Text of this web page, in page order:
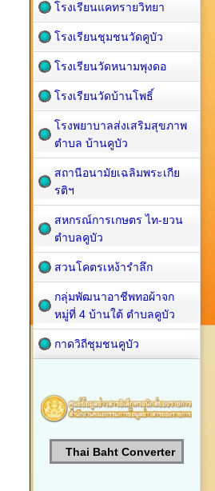
โรงเรียนแคทรายวิทยา
โรงเรียนชุมชนวัดคูบัว
โรงเรียนวัดหนามพุงดอ
โรงเรียนวัดบ้านโพธิ์
โรงพยาบาลส่งเสริมสุขภาพ
ตำบล บ้านคูบัว
สถานีอนามัยเฉลิมพระเกีย
รติฯ
สหกรณ์การเกษตร ไท-ยวน
ตำบลคูบัว
สวนโคตรเหง้ารำลึก
กลุ่มพัฒนาอาชีพทอผ้าจก
หมู่ที่ 4 บ้านใต้ ตำบลคูบัว
กาดวิถีชุมชนคูบัว
Thai Baht Converter